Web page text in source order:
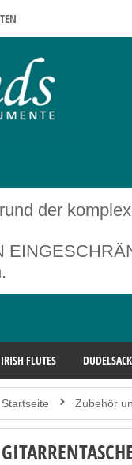
der
IRISH FLUTES DUDELSACK
Startseite Zubehör